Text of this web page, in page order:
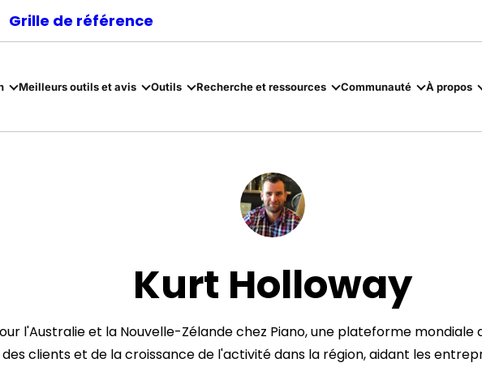
Grille de référence
Meilleurs outils et avis Outils Recherche et ressources Communauté À propos
Kurt Holloway
l'Australie et la Nouvelle-Zélande chez Piano, une plateforme
clients et de la croissance de l'activité dans la région, aidant les